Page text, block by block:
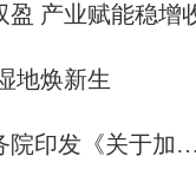
盈 产业赋能稳增
地焕新生
加强新时代社会工作的意见》